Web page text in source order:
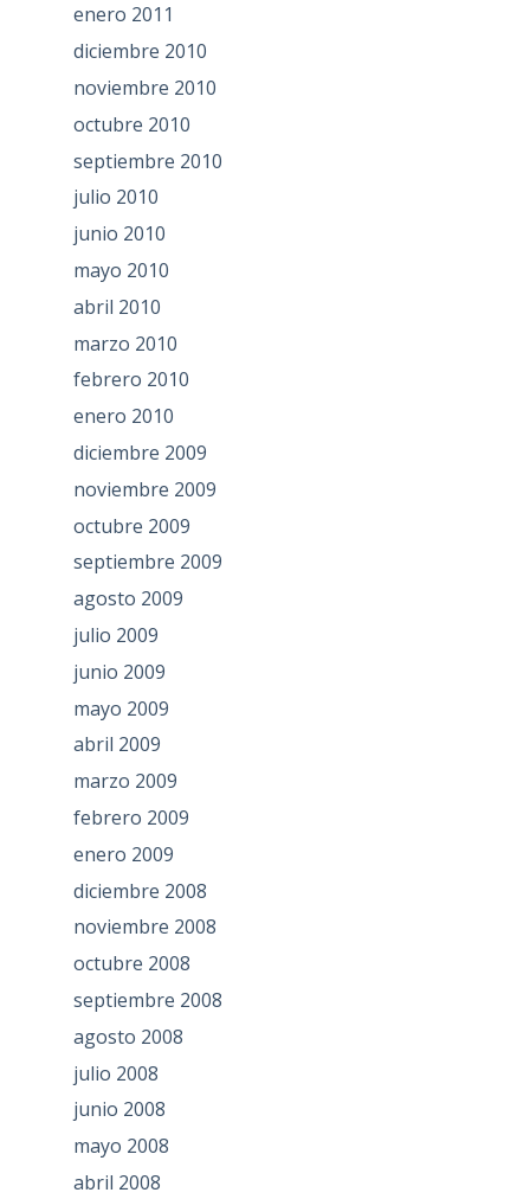
enero 2011
diciembre 2010
noviembre 2010
octubre 2010
septiembre 2010
julio 2010
junio 2010
mayo 2010
abril 2010
marzo 2010
febrero 2010
enero 2010
diciembre 2009
noviembre 2009
octubre 2009
septiembre 2009
agosto 2009
julio 2009
junio 2009
mayo 2009
abril 2009
marzo 2009
febrero 2009
enero 2009
diciembre 2008
noviembre 2008
octubre 2008
septiembre 2008
agosto 2008
julio 2008
junio 2008
mayo 2008
abril 2008